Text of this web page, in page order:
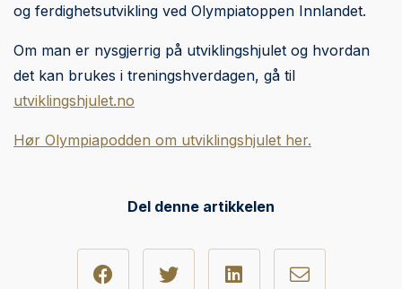
og ferdighetsutvikling ved Olympiatoppen Innlandet.
Om man er nysgjerrig på utviklingshjulet og hvordan
det kan brukes i treningshverdagen, gå til
utviklingshjulet.no
Hør Olympiapodden om utviklingshjulet her.
Del denne artikkelen